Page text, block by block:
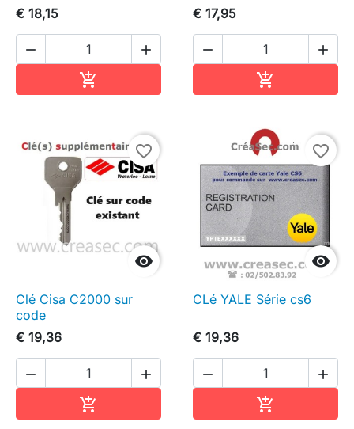
€ 18,15
 

€ 17,95
 


favorite_border
Clé Cisa C2000 sur
code
€ 19,36
 


favorite_border
CLé YALE Série cs6
€ 19,36
 
